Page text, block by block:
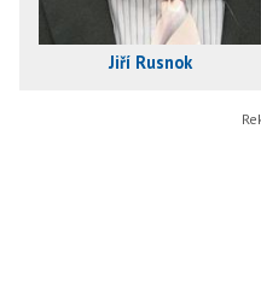
Jiří Rusnok